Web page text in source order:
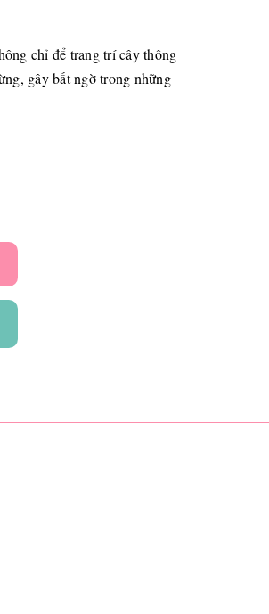
chỉ để trang trí cây thông
gây bất ngờ trong những